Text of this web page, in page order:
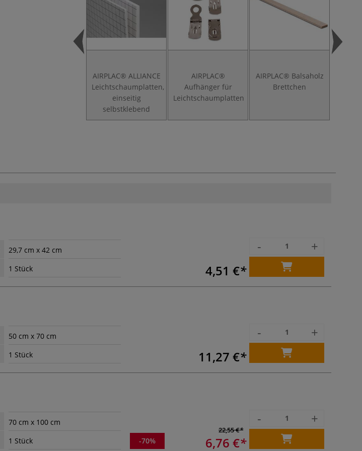
AIRPLAC® ALLIANCE
Leichtschaumplatten,
einseitig
selbstklebend
AIRPLAC®
Aufhänger für
Leichtschaumplatten
AIRPLAC® Balsaholz
Brettchen
29,7 cm x 42 cm
1 Stück 4,51 €
- +
50 cm x 70 cm
1 Stück 11,27 €
- +
70 cm x 100 cm
1 Stück
22,55 €
6,76 €
-70%
- +